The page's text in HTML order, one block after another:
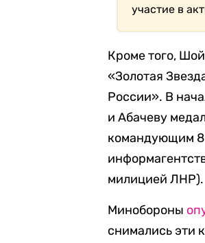
участие в
Кроме того,
«Золотая
России». В
и Абачеву
командующим
милицией ЛНР).
Минобороны
снимались эти